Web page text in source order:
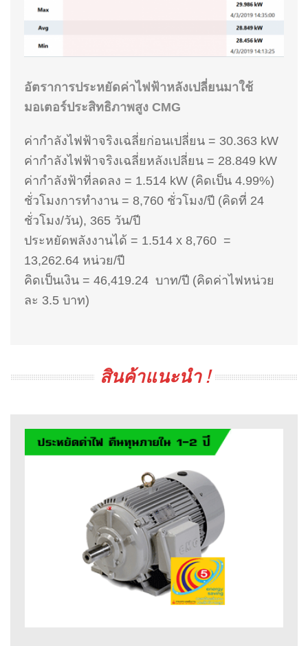
อัตราการประหยัดค่าไฟฟ้าหลังเปลี่ยนมาใช้
มอเตอร์ประสิทธิภาพสูง CMG
ค่ากำลังไฟฟ้าจริงเฉลี่ยก่อนเปลี่ยน = 30.363 kW
ค่ากำลังไฟฟ้าจริงเฉลี่ยหลังเปลี่ยน = 28.849 kW
ค่ากำลังฟ้าที่ลดลง = 1.514 kW (คิดเป็น 4.99%)
ชั่วโมงการทำงาน = 8,760 ชั่วโมง/ปี (คิดที่ 24
ชั่วโมง/วัน), 365 วัน/ปี
ประหยัดพลังงานได้ = 1.514 x 8,760 =
13,262.64 หน่วย/ปี
คิดเป็นเงิน = 46,419.24 บาท/ปี (คิดค่าไฟหน่วย
ละ 3.5 บาท)
สินค้าแนะนำ !